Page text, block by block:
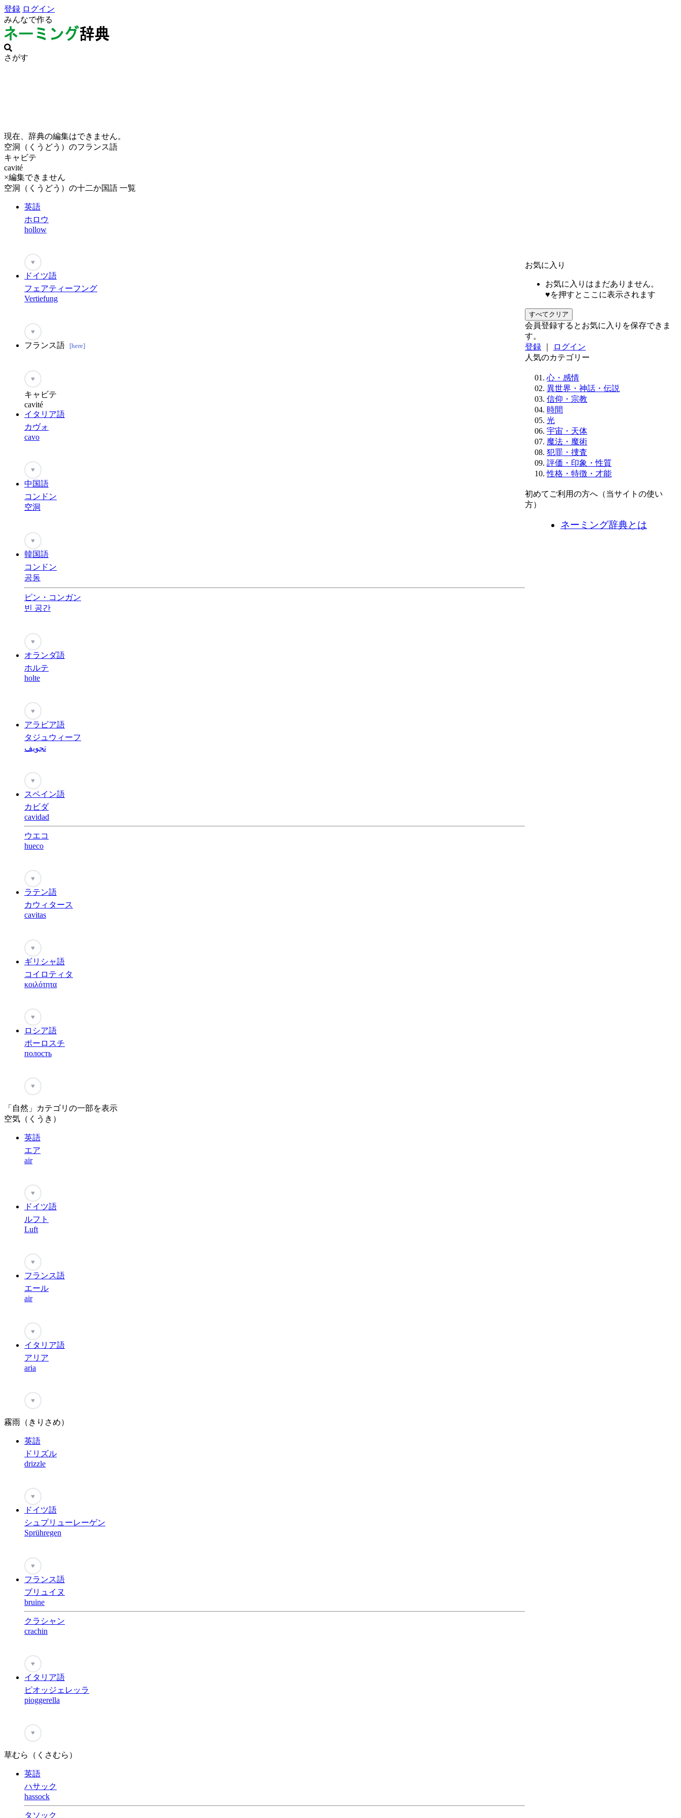
登録 ログイン
みんなで作る
さがす
現在、辞典の編集はできません。
空洞（くうどう）のフランス語
キャビテ
cavité
×編集できません
空洞（くうどう）の十二か国語 一覧
英語
ホロウ
hollow
♥
ドイツ語
フェアティーフング
Vertiefung
♥
フランス語 [here]
♥
キャビテ
cavité
イタリア語
カヴォ
cavo
♥
中国語
コンドン
空洞
♥
韓国語
コンドン
공동
ピン・コンガン
빈 공간
♥
オランダ語
ホルテ
holte
♥
アラビア語
タジュウィーフ
تجويف
♥
スペイン語
カビダ
cavidad
ウエコ
hueco
♥
ラテン語
カウィタース
cavitas
♥
ギリシャ語
コイロティタ
κοιλότητα
♥
ロシア語
ポーロスチ
полость
♥
「自然」カテゴリの一部を表示
空気（くうき）
英語
エア
air
♥
ドイツ語
ルフト
Luft
♥
フランス語
エール
air
♥
イタリア語
アリア
aria
♥
霧雨（きりさめ）
英語
ドリズル
drizzle
♥
ドイツ語
シュプリューレーゲン
Sprühregen
♥
フランス語
ブリュイヌ
bruine
クラシャン
crachin
♥
イタリア語
ピオッジェレッラ
pioggerella
♥
草むら（くさむら）
英語
ハサック
hassock
タソック
お気に入り
お気に入りはまだありません。
♥を押すとここに表示されます
すべてクリア
会員登録するとお気に入りを保存できま
す。
登録
ログイン
人気のカテゴリー
心・感情
異世界・神話・伝説
信仰・宗教
時間
光
宇宙・天体
魔法・魔術
犯罪・捜査
評価・印象・性質
性格・特徴・才能
初めてご利用の方へ（当サイトの使い
方）
ネーミング辞典とは